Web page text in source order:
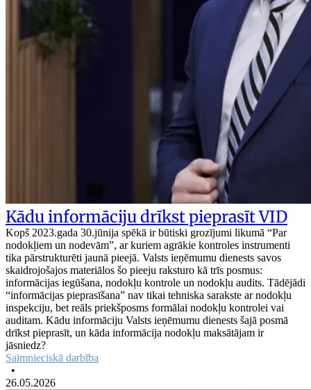
Kādu informāciju drīkst pieprasīt VID
Kopš 2023.gada 30.jūnija spēkā ir būtiski grozījumi likumā “Par
nodokļiem un nodevām”, ar kuriem agrākie kontroles instrumenti
tika pārstrukturēti jaunā pieejā. Valsts ieņēmumu dienests savos
skaidrojošajos materiālos šo pieeju raksturo kā trīs posmus:
informācijas iegūšana, nodokļu kontrole un nodokļu audits. Tādējādi
“informācijas pieprasīšana” nav tikai tehniska sarakste ar nodokļu
inspekciju, bet reāls priekšposms formālai nodokļu kontrolei vai
auditam. Kādu informāciju Valsts ieņēmumu dienests šajā posmā
drīkst pieprasīt, un kāda informācija nodokļu maksātājam ir
jāsniedz?
Saimnieciskā darbība
•
26.05.2026